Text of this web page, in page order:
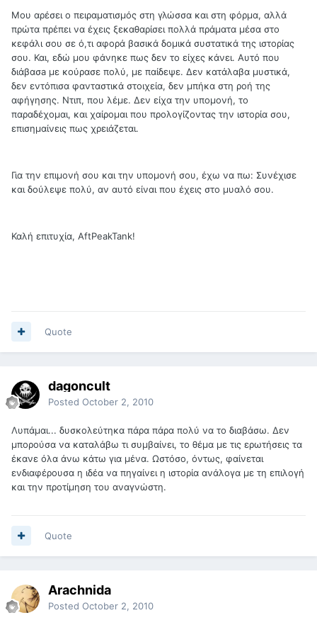
Μου αρέσει ο πειραματισμός στη γλώσσα και στη φόρμα, αλλά
πρώτα πρέπει να έχεις ξεκαθαρίσει πολλά πράματα μέσα στο
κεφάλι σου σε ό,τι αφορά βασικά δομικά συστατικά της ιστορίας
σου. Και, εδώ μου φάνηκε πως δεν το είχες κάνει. Αυτό που
διάβασa με κούρασε πολύ, με παίδεψε. Δεν κατάλαβα μυστικά,
δεν εντόπισα φανταστικά στοιχεία, δεν μπήκα στη ροή της
αφήγησης. Ντιπ, που λέμε. Δεν είχα την υπομονή, το
παραδέχομαι, και χαίρομαι που προλογίζοντας την ιστορία σου,
επισημαίνεις πως χρειάζεται.
Για την επιμονή σου και την υπομονή σου, έχω να πω: Συνέχισε
και δούλεψε πολύ, αν αυτό είναι που έχεις στο μυαλό σου.
Καλή επιτυχία, AftPeakTank!
Quote
dagoncult
Posted October 2, 2010
Λυπάμαι... δυσκολεύτηκα πάρα πάρα πολύ να το διαβάσω. Δεν
μπορούσα να καταλάβω τι συμβαίνει, το θέμα με τις ερωτήσεις τα
έκανε όλα άνω κάτω για μένα. Ωστόσο, όντως, φαίνεται
ενδιαφέρουσα η ιδέα να πηγαίνει η ιστορία ανάλογα με τη επιλογή
και την προτίμηση του αναγνώστη.
Quote
Arachnida
Posted October 2, 2010